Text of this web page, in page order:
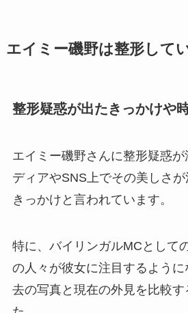
エイミー磯野は整形して
整形疑惑が出たきっかけや
エイミー磯野さんに整形疑惑
ディアやSNS上でその美しさ
きっかけと言われています。
特に、バイリンガルMCとして
の人々が彼女に注目するよう
去の写真と現在の外見を比較す